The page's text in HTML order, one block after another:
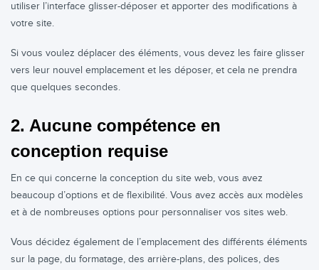
utiliser l’interface glisser-déposer et apporter des modifications à
votre site.
Si vous voulez déplacer des éléments, vous devez les faire glisser
vers leur nouvel emplacement et les déposer, et cela ne prendra
que quelques secondes.
2. Aucune compétence en
conception requise
En ce qui concerne la conception du site web, vous avez
beaucoup d’options et de flexibilité. Vous avez accès aux modèles
et à de nombreuses options pour personnaliser vos sites web.
Vous décidez également de l’emplacement des différents éléments
sur la page, du formatage, des arrière-plans, des polices, des